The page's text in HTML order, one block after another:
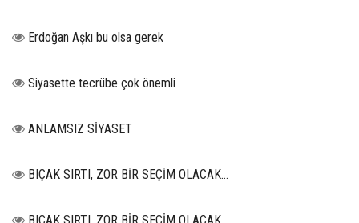
Erdoğan Aşkı bu olsa gerek
Siyasette tecrübe çok önemli
ANLAMSIZ SİYASET
BIÇAK SIRTI, ZOR BİR SEÇİM OLACAK…